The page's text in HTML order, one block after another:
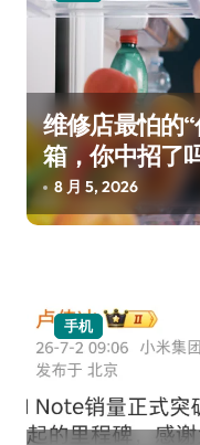
维修店最怕的
箱，你中招了
8 月 5, 2026
手机